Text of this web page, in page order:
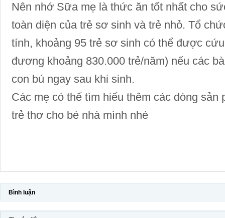
Nên nhớ Sữa mẹ là thức ăn tốt nhất cho
toàn diện của trẻ sơ sinh và trẻ nhỏ. Tổ
tính, khoảng 95 trẻ sơ sinh có thể được
đương khoảng 830.000 trẻ/năm) nếu các
con bú ngay sau khi sinh.
Các mẹ có thể tìm hiểu thêm các dòng sản
trẻ thơ cho bé nhà mình nhé
Bình luận